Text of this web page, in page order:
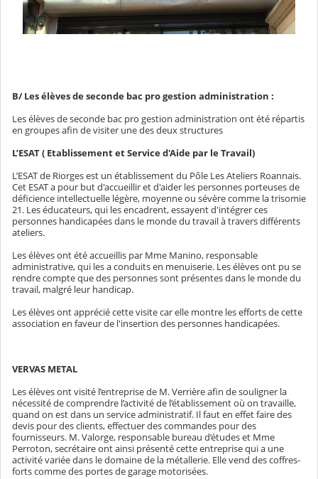
B/ Les élèves de seconde bac pro gestion administration :
Les élèves de seconde bac pro gestion administration ont été répartis
en groupes afin de visiter une des deux structures
L’ESAT ( Etablissement et Service d'Aide par le Travail)
L’ESAT de Riorges est un établissement du Pôle Les Ateliers Roannais.
Cet ESAT a pour but d'accueillir et d'aider les personnes porteuses de
déficience intellectuelle légère, moyenne ou sévère comme la trisomie
21. Les éducateurs, qui les encadrent, essayent d'intégrer ces
personnes handicapées dans le monde du travail à travers différents
ateliers.
Les élèves ont été accueillis par Mme Manino, responsable
administrative, qui les a conduits en menuiserie. Les élèves ont pu se
rendre compte que des personnes sont présentes dans le monde du
travail, malgré leur handicap.
Les élèves ont apprécié cette visite car elle montre les efforts de cette
association en faveur de l'insertion des personnes handicapées.
VERVAS METAL
Les élèves ont visité l’entreprise de M. Verrière afin de souligner la
nécessité de comprendre l’activité de l’établissement où on travaille,
quand on est dans un service administratif. Il faut en effet faire des
devis pour des clients, effectuer des commandes pour des
fournisseurs. M. Valorge, responsable bureau d’études et Mme
Perroton, secrétaire ont ainsi présenté cette entreprise qui a une
activité variée dans le domaine de la métallerie. Elle vend des coffres-
forts comme des portes de garage motorisées.